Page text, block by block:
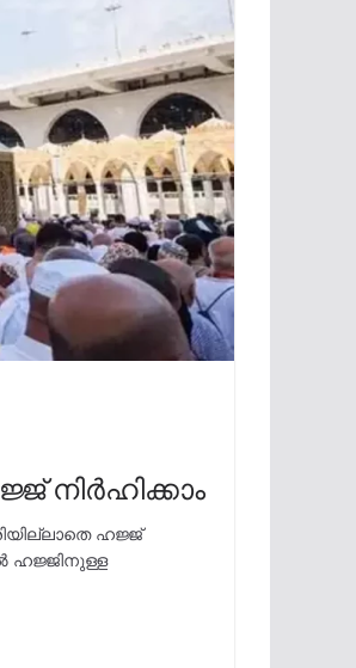
ഹജ്ജ്
ഹജ്ജിനുള്ള